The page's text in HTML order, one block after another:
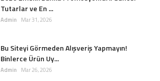
Tutarlar ve En ...
Admin Mar 31, 2026
Bu Siteyi Görmeden Alışveriş Yapmayın!
Binlerce Ürün Uy...
Admin Mar 26, 2026